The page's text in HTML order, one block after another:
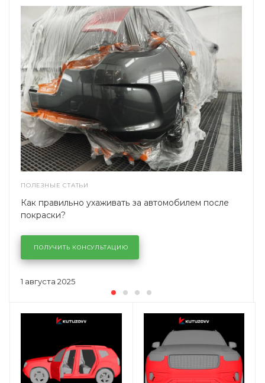
ПОЛЕЗНЫЕ СТАТЬИ
1 августа 2025
Как правильно ухаживать за автомобилем после
покраски?
ПОЛУЧИТЬ КОНСУЛЬТАЦИЮ